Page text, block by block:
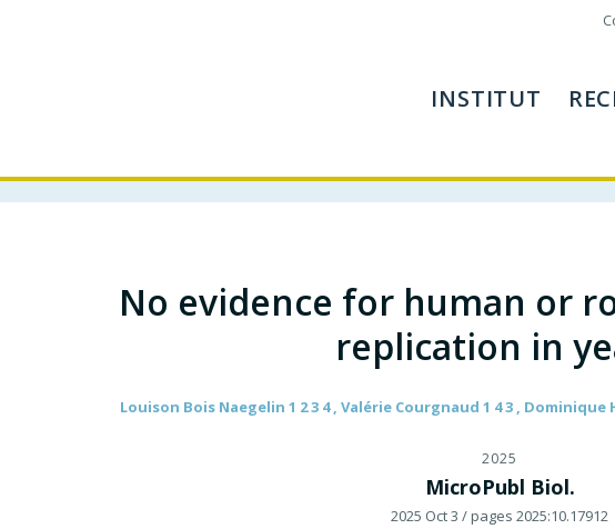
INSTITUT
No evidence for human or
replication in
Louison Bois Naegelin 1 2 3 4 , Valérie Courgnaud 1 4 3 , Dominique
2025
MicroPubl Biol.
2025 Oct 3 / pages 2025:10.17912